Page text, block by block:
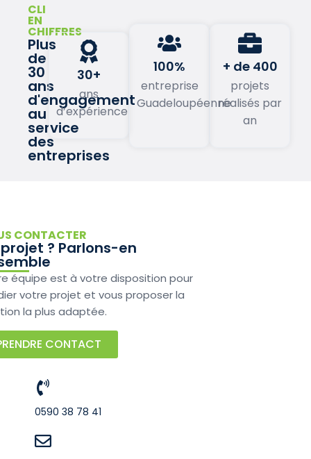
CLI
EN
CHIFFRES
Plus
de
30
ans
d'engagement
au
service
des
entreprises
30+
ans
d’expérience
100%
entreprise
Guadeloupéenne
+ de 400
projets
réalisés par
an
CONTACTER
? Parlons-en
équipe est à votre disposition pour
votre projet et vous proposer la
la plus adaptée.
CONTACT
0590 38 78 41